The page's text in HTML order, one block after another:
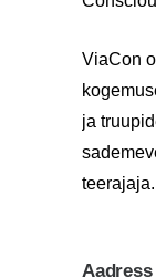
ViaCon
ja
teerajaja.
Aadress